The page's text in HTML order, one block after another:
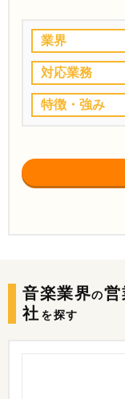
業界
対応業務
特徴・強み
音楽業界の営
社 を探す